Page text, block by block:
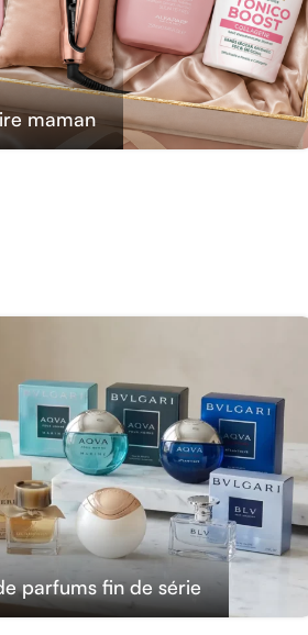
maman
parfums fin de série